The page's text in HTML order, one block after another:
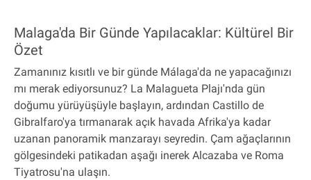
Malaga'da Bir Günde Yapılacaklar: Kültürel Bir
Özet
Zamanınız kısıtlı ve bir günde Málaga'da ne yapacağınızı
mı merak ediyorsunuz? La Malagueta Plajı'nda gün
doğumu yürüyüşüyle başlayın, ardından Castillo de
Gibralfaro'ya tırmanarak açık havada Afrika'ya kadar
uzanan panoramik manzarayı seyredin. Çam ağaçlarının
gölgesindeki patikadan aşağı inerek Alcazaba ve Roma
Tiyatrosu'na ulaşın.